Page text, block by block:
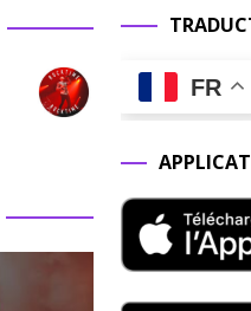
FR